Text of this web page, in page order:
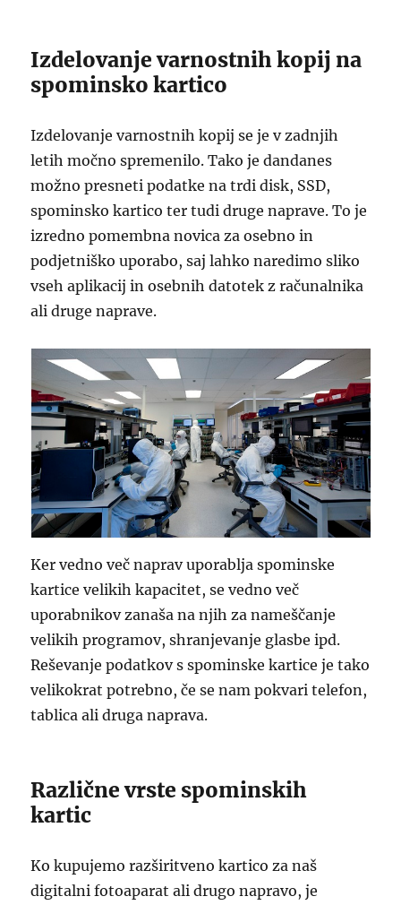
Izdelovanje varnostnih kopij na
spominsko kartico
Izdelovanje varnostnih kopij se je v zadnjih
letih močno spremenilo. Tako je dandanes
možno presneti podatke na trdi disk, SSD,
spominsko kartico ter tudi druge naprave. To je
izredno pomembna novica za osebno in
podjetniško uporabo, saj lahko naredimo sliko
vseh aplikacij in osebnih datotek z računalnika
ali druge naprave.
Ker vedno več naprav uporablja spominske
kartice velikih kapacitet, se vedno več
uporabnikov zanaša na njih za nameščanje
velikih programov, shranjevanje glasbe ipd.
Reševanje podatkov s spominske kartice je tako
velikokrat potrebno, če se nam pokvari telefon,
tablica ali druga naprava.
Različne vrste spominskih
kartic
Ko kupujemo razširitveno kartico za naš
digitalni fotoaparat ali drugo napravo, je